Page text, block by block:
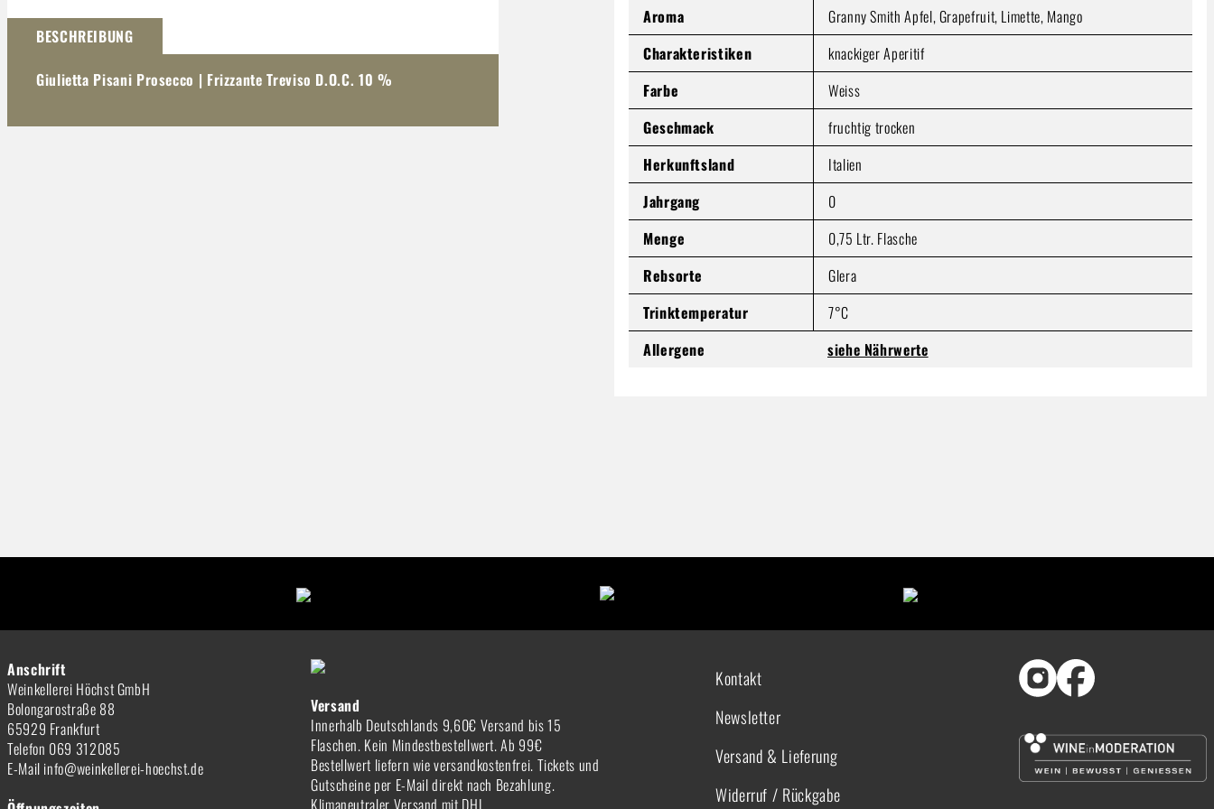
BESCHREIBUNG
Giulietta Pisani Prosecco | Frizzante Treviso D.O.C. 10 %
Aroma
Granny Smith Apfel, Grapefruit, Limette, Mango
Charakteristiken
knackiger Aperitif
Farbe
Weiss
Geschmack
fruchtig trocken
Herkunftsland
Italien
Jahrgang
0
Menge
0,75 Ltr. Flasche
Rebsorte
Glera
Trinktemperatur
7°C
Allergene
siehe Nährwerte
Anschrift
Weinkellerei Höchst GmbH
Bolongarostraße 88
65929 Frankfurt
Telefon 069 312085
E-Mail info@weinkellerei-hoechst.de
Versand
Innerhalb Deutschlands 9,60€ Versand bis 15
Flaschen. Kein Mindestbestellwert. Ab 99€
Bestellwert liefern wie versandkostenfrei. Tickets und
Gutscheine per E-Mail direkt nach Bezahlung.
Klimaneutraler Versand mit DHL.
Kontakt
Newsletter
Versand & Lieferung
Widerruf / Rückgabe